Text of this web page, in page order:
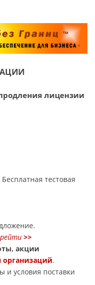
лицензии
тестовая
>>
акции
организаций.
условия поставки